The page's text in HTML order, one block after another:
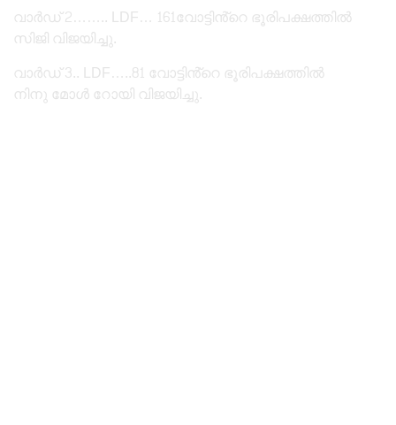
വാർഡ് 2…….. LDF… 161വോട്ടിൻ്റെ ഭൂരിപക്ഷത്തിൽ
സിജി വിജയിച്ചു.
വാർഡ് 3.. LDF…..81 വോട്ടിൻ്റെ ഭൂരിപക്ഷത്തിൽ
നിനു മോൾ റോയി വിജയിച്ചു.